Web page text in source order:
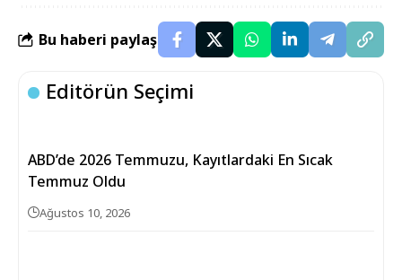
Bu haberi paylaş
Editörün Seçimi
ABD’de 2026 Temmuzu, Kayıtlardaki En Sıcak
Temmuz Oldu
Ağustos 10, 2026